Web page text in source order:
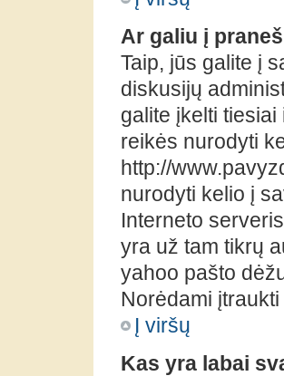
Ar galiu į
Taip, jūs galite į
diskusijų
galite įkelti
reikės nurodyti
http://
nurodyti kelio į
Interneto
yra už tam tikrų
yahoo pašto
Norėdami
Į viršų
Kas yra labai